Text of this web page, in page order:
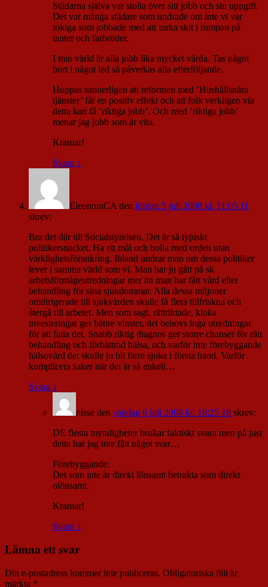
Städarna själva var stolta över sitt jobb och sin uppgift.
Det var många städare som undrade om inte vi var
tokiga som jobbade med att torka skit i rumpan på
tanter och farbröder.
I min värld är alla jobb lika mycket värda. Tas något
bort i något led så påverkas alla efterföljande.
Hoppas sannerligen att reformen med ’Hushållsnära
tjänster’ får en positiv effekt och att folk verkligen via
detta kan få ’riktiga jobb’. Och med ’riktiga jobb’
menar jag jobb som är vita.
Kramar!
Svara ↓
EleonoraCA den lördag 5 juli 2008 kl. 11:05 11
skrev:
Bra det där till Socialstyrelsen. Det är så typiskt
politikersnacket. Ha ett mål och bolla med orden utan
värklighetsförankring. Ibland undrar man om dessa politiker
lever i samma värld som vi. Man har ju gått på sk
arbetsförmågeutredningar mer än man har fått vård eller
behandling för sina sjukdommar. Alla dessa miljoner
omdirigerade till sjukvården skulle få flera tillfriskna och
återgå till arbetet. Men som sagt, rättriktade, kloka
investeringar ger bättre vinster, det behovs inga utredningar
för att fatta det. Snabb riktig diagnos ger storre chanser för rätt
behandling och förbättrad hälsa, och varför inte förebyggande
hälsovård det skulle ju bli färre sjuka i första hand. Varför
komplicera saker när det är så enkelt…
Svara ↓
nisse den söndag 6 juli 2008 kl. 18:25 18 skrev:
DE flesta myndigheter brukar faktiskt svara men på just
detta har jag inte fått något svar…
Förebyggande:
Det som inte är direkt lönsamt betrakta som direkt
olönsamt.
Kramar!
Svara ↓
Lämna ett svar
Din e-postadress kommer inte publiceras. Obligatoriska fält är
märkta *